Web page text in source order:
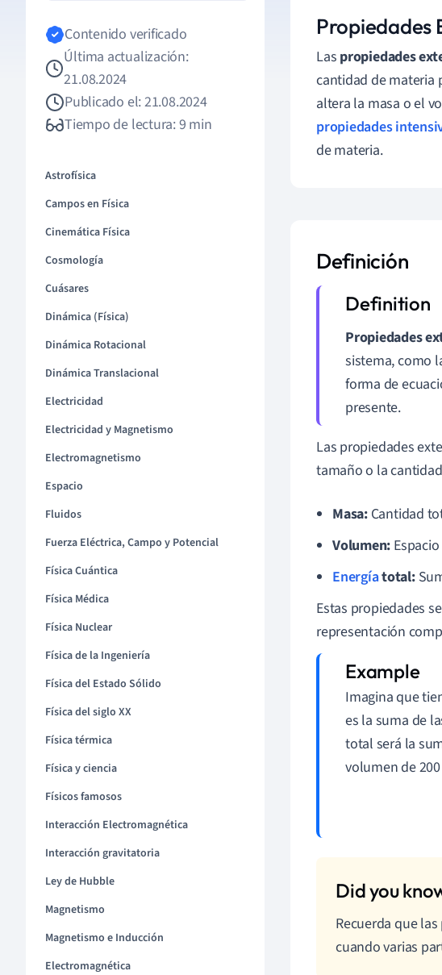
Contenido verificado
Última actualización:
21.08.2024
Publicado el: 21.08.2024
Tiempo de lectura: 9 min
Astrofísica
Campos en Física
Cinemática Física
Cosmología
Cuásares
Dinámica (Física)
Dinámica Rotacional
Dinámica Translacional
Electricidad
Electricidad y Magnetismo
Electromagnetismo
Espacio
Fluidos
Fuerza Eléctrica, Campo y Potencial
Física Cuántica
Física Médica
Física Nuclear
Física de la Ingeniería
Física del Estado Sólido
Física del siglo XX
Física térmica
Física y ciencia
Físicos famosos
Interacción Electromagnética
Interacción gravitatoria
Ley de Hubble
Magnetismo
Magnetismo e Inducción
Electromagnética
Propiedades
Las propiedades
cantidad de materia
altera la masa o el
propiedades
de materia.
Definición
Propiedades
sistema, como
forma de
presente.
Las propiedades
tamaño o la
Masa:Cantidad
Volumen:
Energíatotal:
Estas propiedades
representación
Imagina que
es la suma de
total será la
volumen de
Recuerda que
cuando varias